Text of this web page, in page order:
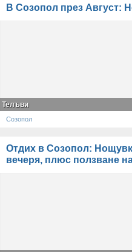
В Созопол през Август:
Телъви
Созопол
Отдих в Созопол:
вечеря, плюс ползване